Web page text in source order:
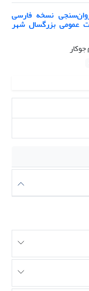
نسخه فارسی
عمومی بزرگسال شهر